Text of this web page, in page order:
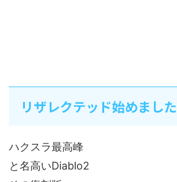
リザレクテッド始めました
ハクスラ最高峰
と名高いDiablo2